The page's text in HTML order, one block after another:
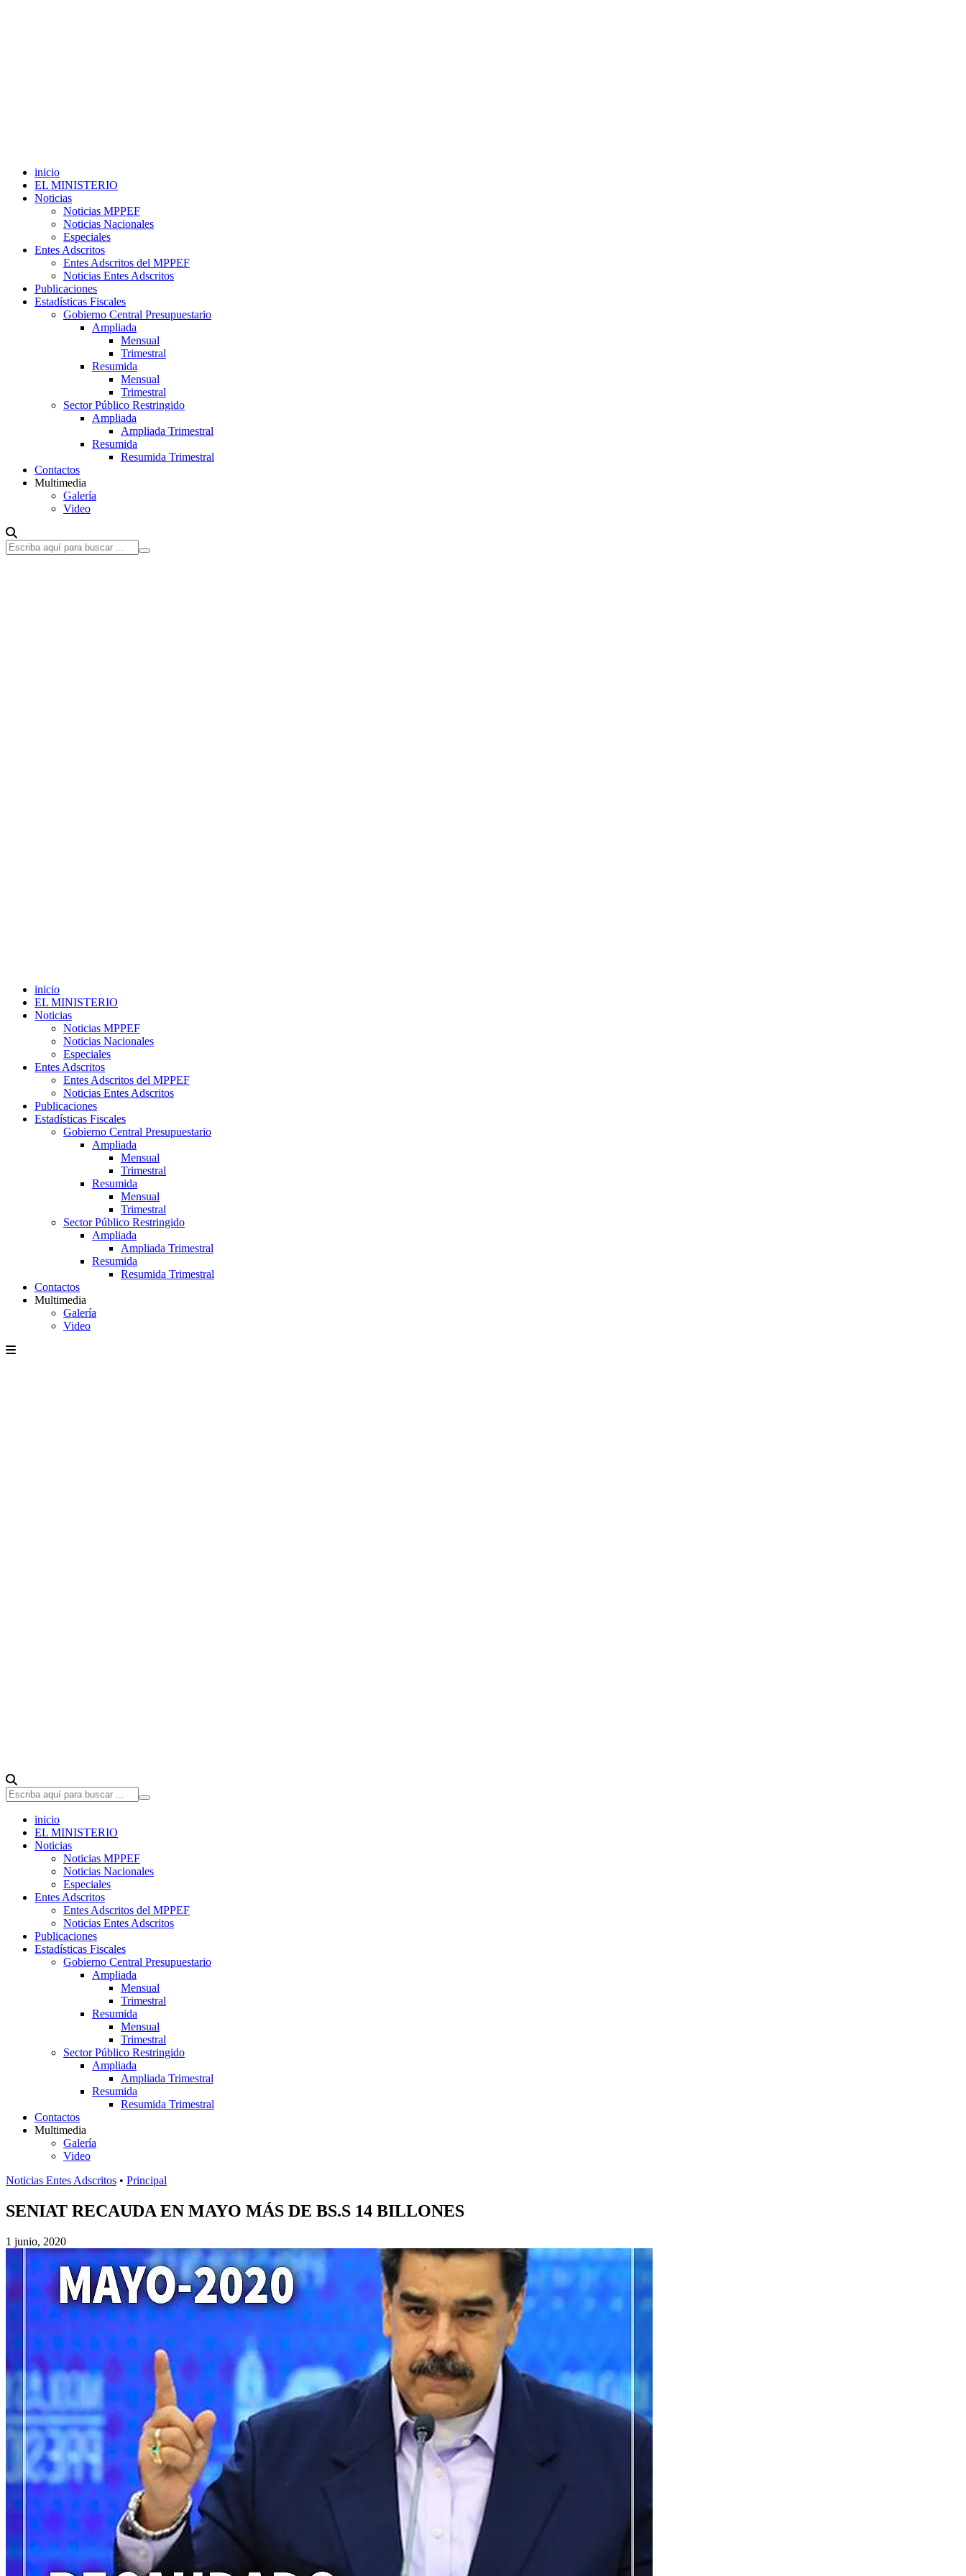
inicio
EL MINISTERIO
Noticias
Noticias MPPEF
Noticias Nacionales
Especiales
Entes Adscritos
Entes Adscritos del MPPEF
Noticias Entes Adscritos
Publicaciones
Estadísticas Fiscales
Gobierno Central Presupuestario
Ampliada
Mensual
Trimestral
Resumida
Mensual
Trimestral
Sector Público Restringido
Ampliada
Ampliada Trimestral
Resumida
Resumida Trimestral
Contactos
Multimedia
Galería
Video
inicio
EL MINISTERIO
Noticias
Noticias MPPEF
Noticias Nacionales
Especiales
Entes Adscritos
Entes Adscritos del MPPEF
Noticias Entes Adscritos
Publicaciones
Estadísticas Fiscales
Gobierno Central Presupuestario
Ampliada
Mensual
Trimestral
Resumida
Mensual
Trimestral
Sector Público Restringido
Ampliada
Ampliada Trimestral
Resumida
Resumida Trimestral
Contactos
Multimedia
Galería
Video
inicio
EL MINISTERIO
Noticias
Noticias MPPEF
Noticias Nacionales
Especiales
Entes Adscritos
Entes Adscritos del MPPEF
Noticias Entes Adscritos
Publicaciones
Estadísticas Fiscales
Gobierno Central Presupuestario
Ampliada
Mensual
Trimestral
Resumida
Mensual
Trimestral
Sector Público Restringido
Ampliada
Ampliada Trimestral
Resumida
Resumida Trimestral
Contactos
Multimedia
Galería
Video
Noticias Entes Adscritos • Principal
SENIAT RECAUDA EN MAYO MÁS DE BS.S 14 BILLONES
1 junio, 2020